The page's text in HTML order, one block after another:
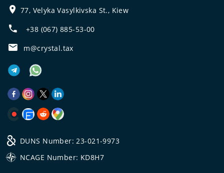
77, Velyka Vasylkivska St., Kiew
+38 (067) 885-53-00
m@crystal.tax
DUNS Number: 23-021-9973
NCAGE Number: KD8H7